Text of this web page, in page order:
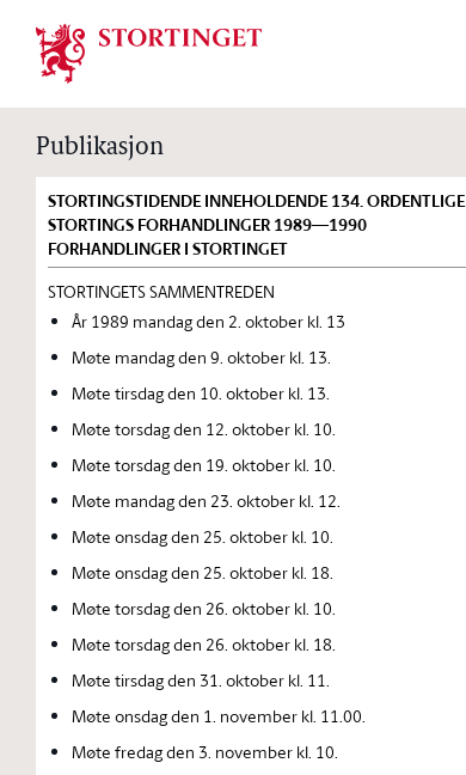
Stortinget.no
Publikasjon
STORTINGSTIDENDE INNEHOLDENDE 134. ORDENTLIGE
STORTINGS FORHANDLINGER 1989—1990
FORHANDLINGER I STORTINGET
STORTINGETS SAMMENTREDEN
År 1989 mandag den 2. oktober kl. 13
Møte mandag den 9. oktober kl. 13.
Møte tirsdag den 10. oktober kl. 13.
Møte torsdag den 12. oktober kl. 10.
Møte torsdag den 19. oktober kl. 10.
Møte mandag den 23. oktober kl. 12.
Møte onsdag den 25. oktober kl. 10.
Møte onsdag den 25. oktober kl. 18.
Møte torsdag den 26. oktober kl. 10.
Møte torsdag den 26. oktober kl. 18.
Møte tirsdag den 31. oktober kl. 11.
Møte onsdag den 1. november kl. 11.00.
Møte fredag den 3. november kl. 10.